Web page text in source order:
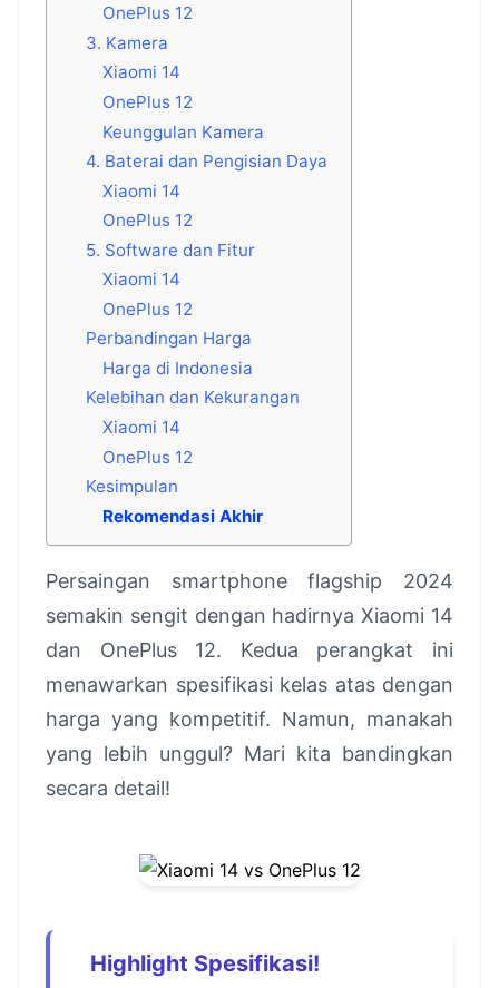
OnePlus 12
3. Kamera
Xiaomi 14
OnePlus 12
Keunggulan Kamera
4. Baterai dan Pengisian Daya
Xiaomi 14
OnePlus 12
5. Software dan Fitur
Xiaomi 14
OnePlus 12
Perbandingan Harga
Harga di Indonesia
Kelebihan dan Kekurangan
Xiaomi 14
OnePlus 12
Kesimpulan
Rekomendasi Akhir
Persaingan smartphone flagship 2024
semakin sengit dengan hadirnya Xiaomi 14
dan OnePlus 12. Kedua perangkat ini
menawarkan spesifikasi kelas atas dengan
harga yang kompetitif. Namun, manakah
yang lebih unggul? Mari kita bandingkan
secara detail!
Highlight Spesifikasi!